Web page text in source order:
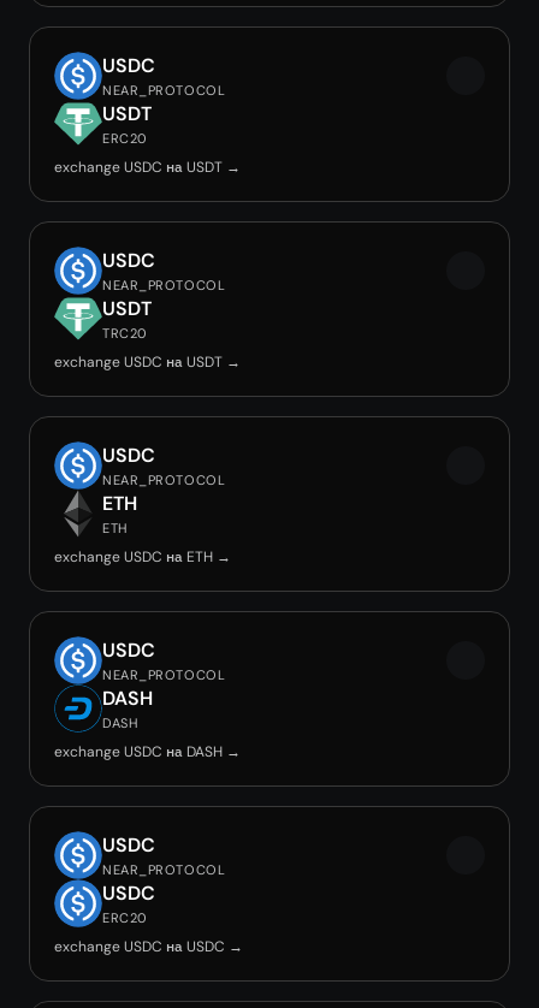
USDC
NEAR_PROTOCOL
USDT
ERC20
exchange USDC на USDT →
USDC
NEAR_PROTOCOL
USDT
TRC20
exchange USDC на USDT →
USDC
NEAR_PROTOCOL
ETH
ETH
exchange USDC на ETH →
USDC
NEAR_PROTOCOL
DASH
DASH
exchange USDC на DASH →
USDC
NEAR_PROTOCOL
USDC
ERC20
exchange USDC на USDC →